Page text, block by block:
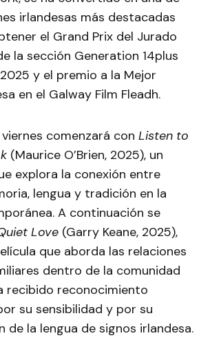
irlandesas más destacadas
el Grand Prix del Jurado
la sección Generation 14plus
y el premio a la Mejor
en el Galway Film Fleadh.
comenzará con Listen to
(Maurice O’Brien, 2025), un
explora la conexión entre
lengua y tradición en la
A continuación se
Love (Garry Keane, 2025),
que aborda las relaciones
dentro de la comunidad
recibido reconocimiento
su sensibilidad y por su
de la lengua de signos irlandesa.